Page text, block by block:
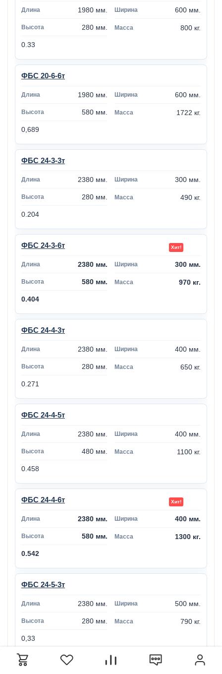
1980 мм. 600 мм.
280 мм. 800 кг.
0.33
ФБС 20-6-6т
1980 мм. 600 мм.
580 мм. 1722 кг.
0,689
ФБС 24-3-3т
2380 мм. 300 мм.
280 мм. 490 кг.
0.204
ФБС 24-3-6т
2380 мм. 300 мм.
580 мм. 970 кг.
0.404
ФБС 24-4-3т
2380 мм. 400 мм.
280 мм. 650 кг.
0.271
ФБС 24-4-5т
2380 мм. 400 мм.
480 мм. 1100 кг.
0.458
ФБС 24-4-6т
2380 мм. 400 мм.
580 мм. 1300 кг.
0.542
ФБС 24-5-3т
2380 мм. 500 мм.
280 мм. 790 кг.
0,33